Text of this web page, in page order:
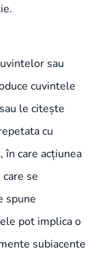
sau
cuvintele
le citește
cu
care acțiunea
se
spune
pot implica o
subiacente